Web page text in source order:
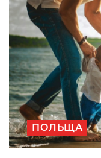
ПОЛЬЩА